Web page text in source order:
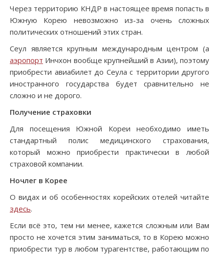
Через территорию КНДР в настоящее время попасть в
Южную Корею невозможно из-за очень сложных
политических отношений этих стран.
Сеул является крупным международным центром (а
аэропорт Инчхон вообще крупнейший в Азии), поэтому
приобрести авиабилет до Сеула с территории другого
иностранного государства будет сравнительно не
сложно и не дорого.
Получение страховки
Для посещения Южной Кореи необходимо иметь
стандартный полис медицинского страхования,
который можно приобрести практически в любой
страховой компании.
Ночлег в Корее
О видах и об особенностях корейских отелей читайте
здесь.
Если всё это, тем ни менее, кажется сложным или Вам
просто не хочется этим заниматься, то в Корею можно
приобрести тур в любом турагентстве, работающим по